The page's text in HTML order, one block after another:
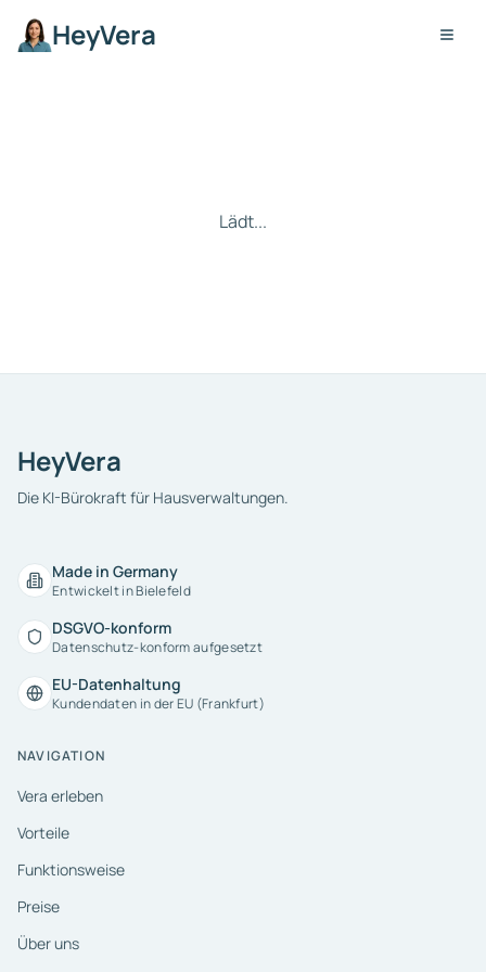
HeyVera
Lädt...
HeyVera
Die KI-Bürokraft für Hausverwaltungen.
Made in Germany
Entwickelt in Bielefeld
DSGVO-konform
Datenschutz-konform aufgesetzt
EU-Datenhaltung
Kundendaten in der EU (Frankfurt)
NAVIGATION
Vera erleben
Vorteile
Funktionsweise
Preise
Über uns